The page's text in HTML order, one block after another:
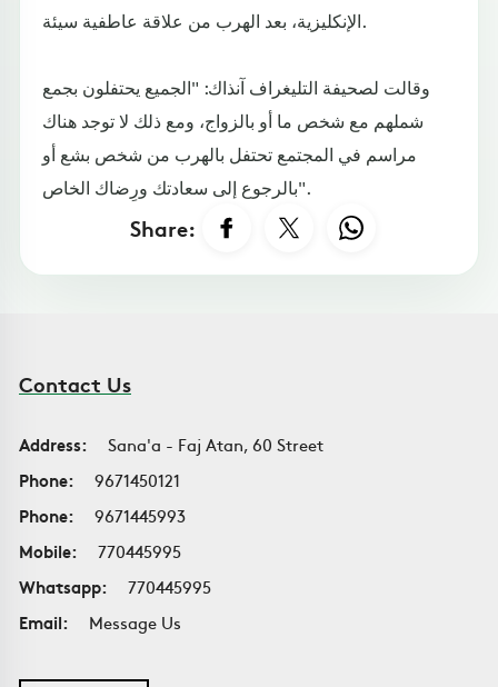
الإنكليزية، بعد الهرب من علاقة عاطفية سيئة.
وقالت لصحيفة التليغراف آنذاك: "الجميع يحتفلون بجمع
شملهم مع شخص ما أو بالزواج، ومع ذلك لا توجد هناك
مراسم في المجتمع تحتفل بالهرب من شخص بشع أو
بالرجوع إلى سعادتك ورِضاك الخاص".
Share:
Contact Us
Address:
Sana'a - Faj Atan, 60 Street
Phone:
9671450121
Phone:
9671445993
Mobile:
770445995
Whatsapp:
770445995
Email:
Message Us